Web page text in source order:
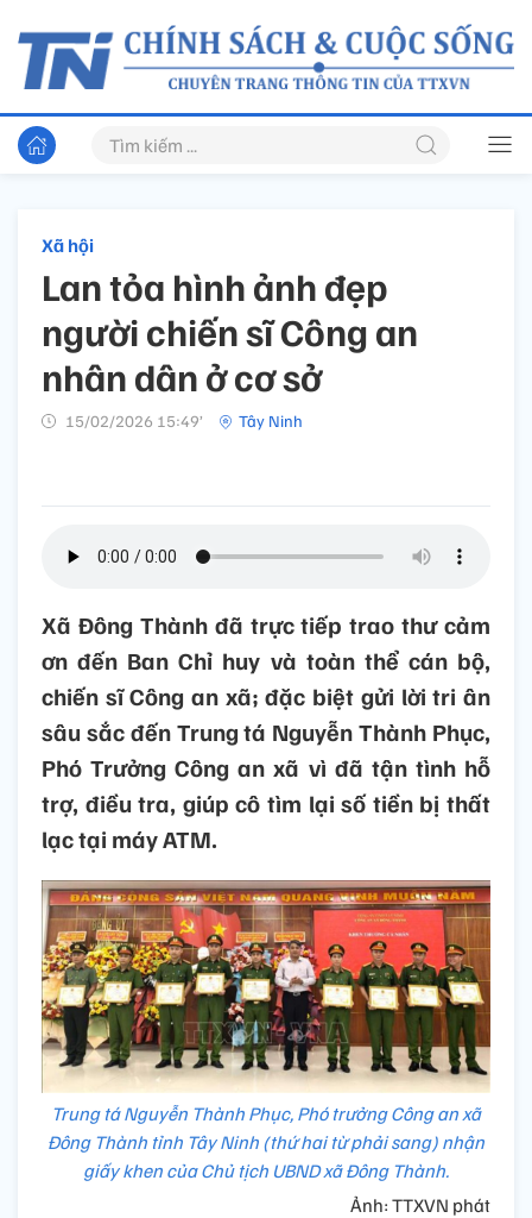
Xã hội
Lan tỏa hình ảnh đẹp
người chiến sĩ Công an
nhân dân ở cơ sở
15/02/2026 15:49’ Tây Ninh
Xã Đông Thành đã trực tiếp trao thư cảm
ơn đến Ban Chỉ huy và toàn thể cán bộ,
chiến sĩ Công an xã; đặc biệt gửi lời tri ân
sâu sắc đến Trung tá Nguyễn Thành Phục,
Phó Trưởng Công an xã vì đã tận tình hỗ
trợ, điều tra, giúp cô tìm lại số tiền bị thất
lạc tại máy ATM.
Trung tá Nguyễn Thành Phục, Phó trưởng Công an xã
Đông Thành tỉnh Tây Ninh (thứ hai từ phải sang) nhận
giấy khen của Chủ tịch UBND xã Đông Thành.
Ảnh: TTXVN phát